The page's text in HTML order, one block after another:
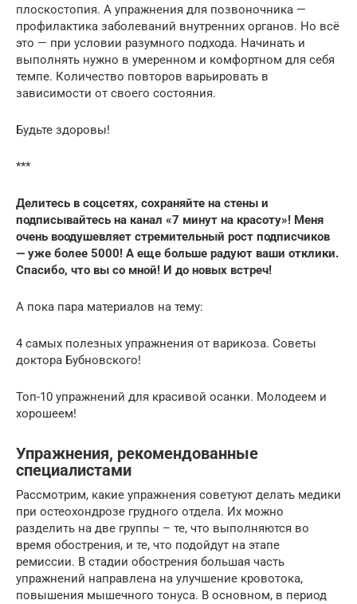
плоскостопия. А упражнения для позвоночника —
профилактика заболеваний внутренних органов. Но всё
это — при условии разумного подхода. Начинать и
выполнять нужно в умеренном и комфортном для себя
темпе. Количество повторов варьировать в
зависимости от своего состояния.
Будьте здоровы!
***
Делитесь в соцсетях, сохраняйте на стены и
подписывайтесь на канал «7 минут на красоту»! Меня
очень воодушевляет стремительный рост подписчиков
— уже более 5000! А еще больше радуют ваши отклики.
Спасибо, что вы со мной! И до новых встреч!
А пока пара материалов на тему:
4 самых полезных упражнения от варикоза. Советы
доктора Бубновского!
Топ-10 упражнений для красивой осанки. Молодеем и
хорошеем!
Упражнения, рекомендованные
специалистами
Рассмотрим, какие упражнения советуют делать медики
при остеохондрозе грудного отдела. Их можно
разделить на две группы – те, что выполняются во
время обострения, и те, что подойдут на этапе
ремиссии. В стадии обострения большая часть
упражнений направлена на улучшение кровотока,
повышения мышечного тонуса. В основном, в период